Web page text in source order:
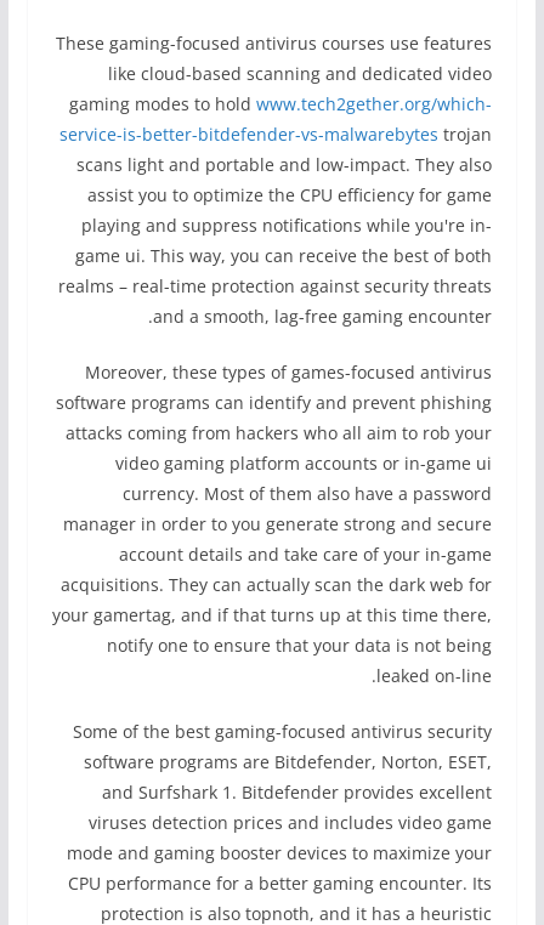
These gaming-focused antivirus courses use features
like cloud-based scanning and dedicated video
gaming modes to holdwww.tech2gether.org/which-
service-is-better-bitdefender-vs-malwarebytes trojan
scans light and portable and low-impact. They also
assist you to optimize the CPU efficiency for game
playing and suppress notifications while you're in-
game ui. This way, you can receive the best of both
realms – real-time protection against security threats
and a smooth, lag-free gaming encounter.
Moreover, these types of games-focused antivirus
software programs can identify and prevent phishing
attacks coming from hackers who all aim to rob your
video gaming platform accounts or in-game ui
currency. Most of them also have a password
manager in order to you generate strong and secure
account details and take care of your in-game
acquisitions. They can actually scan the dark web for
your gamertag, and if that turns up at this time there,
notify one to ensure that your data is not being
leaked on-line.
Some of the best gaming-focused antivirus security
software programs are Bitdefender, Norton, ESET,
and Surfshark 1. Bitdefender provides excellent
viruses detection prices and includes video game
mode and gaming booster devices to maximize your
CPU performance for a better gaming encounter. Its
protection is also topnoth, and it has a heuristic